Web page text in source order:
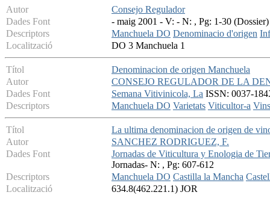
Autor
Consejo Regulador
Dades Font
- maig 2001 - V: - N: , Pg: 1-30 (Dossier)
Descriptors
Manchuela DO Denominacio d'origen
Localització
DO 3 Manchuela 1
Títol
Denominacion de origen Manchuela
Autor
CONSEJO REGULADOR DE LA
Dades Font
Semana Vitivinicola, La ISSN: 0037-
Descriptors
Manchuela DO Varietats Viticultor-a Vins
Títol
La ultima denominacion de origen de
Autor
SANCHEZ RODRIGUEZ, F.
Dades Font
Jornadas de Viticultura y Enologia de
Jornadas- N: , Pg: 607-612
Descriptors
Manchuela DO Castilla la Mancha
Localització
634.8(462.221.1) JOR